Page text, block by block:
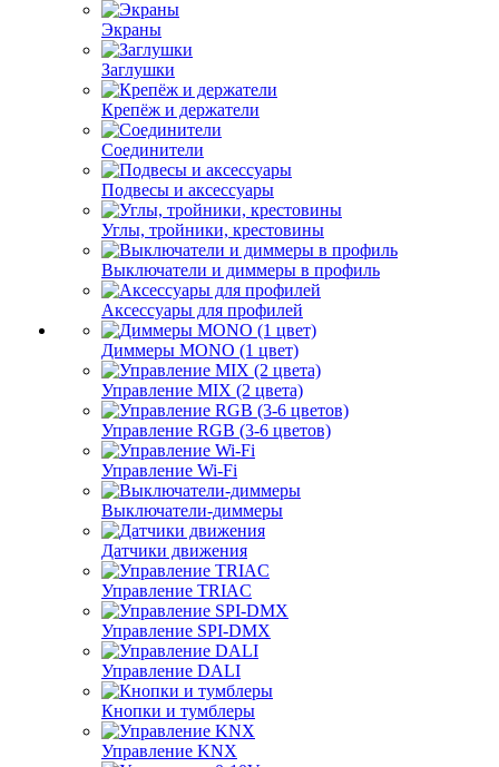
Экраны
Заглушки
Крепёж и держатели
Соединители
Подвесы и аксессуары
Углы, тройники, крестовины
Выключатели и диммеры в профиль
Аксессуары для профилей
Диммеры MONO (1 цвет)
Управление MIX (2 цвета)
Управление RGB (3-6 цветов)
Управление Wi-Fi
Выключатели-диммеры
Датчики движения
Управление TRIAC
Управление SPI-DMX
Управление DALI
Кнопки и тумблеры
Управление KNX